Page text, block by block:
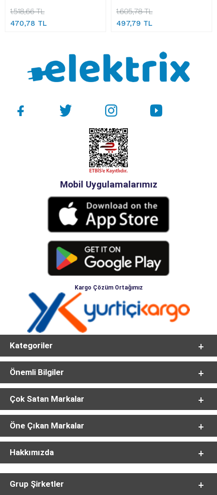
1.518,66 TL
470,78 TL
1.605,78 TL
497,79 TL
Mobil Uygulamalarımız
Kargo Çözüm Ortağımız
Kategoriler
Önemli Bilgiler
Çok Satan Markalar
Öne Çıkan Markalar
Hakkımızda
Grup Şirketler